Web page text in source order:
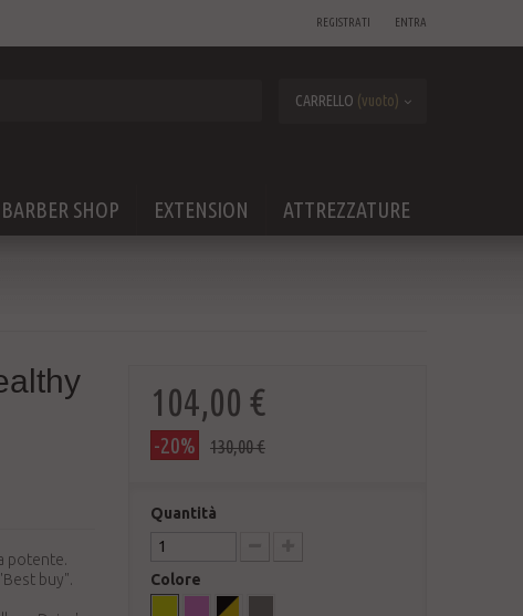
ENTRA
REGISTRATI
CARRELLO (vuoto)
ATTREZZATURE
EXTENSION
BARBER SHOP
potente.
buy".
104,00 €
-20% 130,00 €
Quantità
Colore